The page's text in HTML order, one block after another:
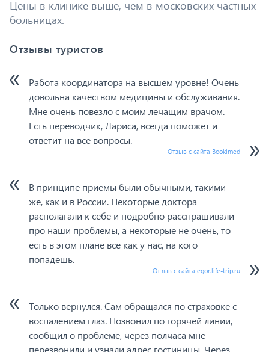
Цены в клинике выше, чем в московских частных
больницах.
Отзывы туристов
Работа координатора на высшем уровне! Очень
довольна качеством медицины и обслуживания.
Мне очень повезло с моим лечащим врачом.
Есть переводчик, Лариса, всегда поможет и
ответит на все вопросы.
Отзыв с сайта Bookimed
В принципе приемы были обычными, такими
же, как и в России. Некоторые доктора
располагали к себе и подробно расспрашивали
про наши проблемы, а некоторые не очень, то
есть в этом плане все как у нас, на кого
попадешь.
Отзыв с сайта egor.life-trip.ru
Только вернулся. Сам обращался по страховке с
воспалением глаз. Позвонил по горячей линии,
сообщил о проблеме, через полчаса мне
перезвонили и узнали адрес гостиницы. Через